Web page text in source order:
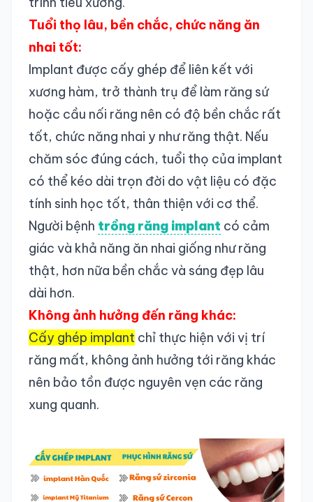
Tuổi thọ lâu, bền chắc, chức năng ăn
nhai tốt:
Implant được cấy ghép để liên kết với
xương hàm, trở thành trụ để làm răng sứ
hoặc cầu nối răng nên có độ bền chắc rất
tốt, chức năng nhai y như răng thật. Nếu
chăm sóc đúng cách, tuổi thọ của implant
có thể kéo dài trọn đời do vật liệu có đặc
tính sinh học tốt, thân thiện với cơ thể.
Người bệnh trồng răng implant có cảm
giác và khả năng ăn nhai giống như răng
thật, hơn nữa bền chắc và sáng đẹp lâu
dài hơn.
Không ảnh hưởng đến răng khác:
Cấy ghép implant chỉ thực hiện với vị trí
răng mất, không ảnh hưởng tới răng khác
nên bảo tồn được nguyên vẹn các răng
xung quanh.